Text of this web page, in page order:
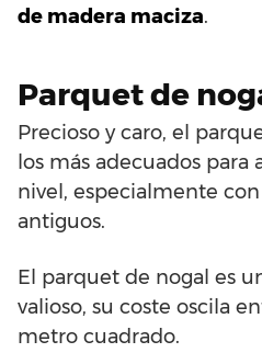
de madera maciza.
Parquet de
Precioso y caro, el
los más adecuados
nivel, especialmente
antiguos.
El parquet de nogal es
valioso, su coste oscila
metro cuadrado.